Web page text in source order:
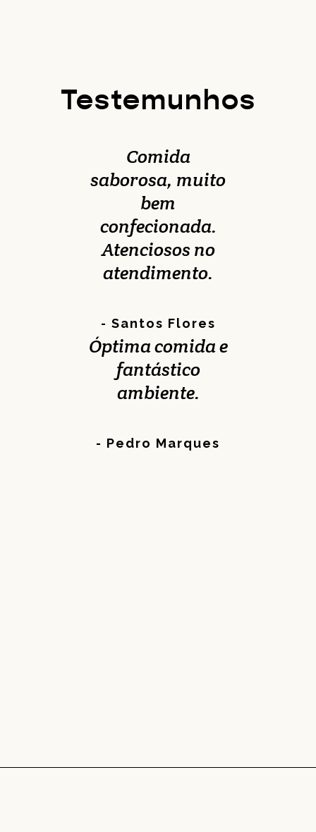
Testemunhos
Comida
saborosa, muito
bem
confecionada.
Atenciosos no
atendimento.
- Santos Flores
Óptima comida e
fantástico
ambiente.
- Pedro Marques